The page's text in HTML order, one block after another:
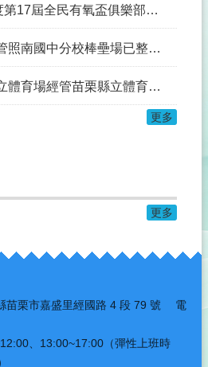
氧盃俱樂部錦標賽選手培訓期間(7/20-8/19)滑輪溜冰場不開放
已整修完竣並重新開放租借使用，自115年3月2日至同年12月31日止，由山佳國小認養。
管苗栗縣立體育館115年度場地定期招租結果公告
更多
更多
苗栗市嘉盛里經國路 4 段 79 號 電
、13:00~17:00（彈性上班時